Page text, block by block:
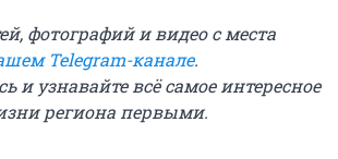
фотографий и видео с места
Telegram-канале.
и узнавайте всё самое интересное
региона первыми.